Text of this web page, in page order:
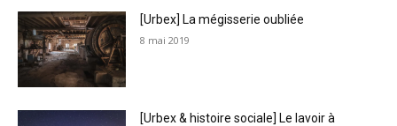
[Urbex] La mégisserie oubliée
8 mai 2019
[Urbex & histoire sociale] Le lavoir à